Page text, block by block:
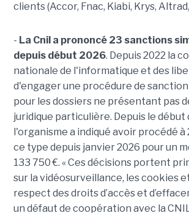
clients (Accor, Fnac, Kiabi, Krys,
- La Cnil a prononcé 23 sanctions
depuis début 2026. Depuis 2022 la
nationale de l'informatique et des
d'engager une procédure de
pour les dossiers ne présentant pas
juridique particulière. Depuis le début
l'organisme a indiqué avoir procédé à
ce type depuis janvier 2026 pour un
133 750 €. « Ces décisions portent
sur la vidéosurveillance, les cookies
respect des droits d’accès et
un défaut de coopération avec la